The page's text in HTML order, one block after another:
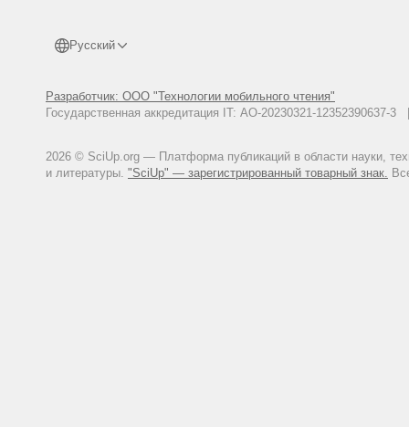
Русский
Разработчик: ООО "Технологии мобильного чтения"
Государственная аккредитация IT: АО-20230321-
2026 © SciUp.org — Платформа публикаций в области науки,
и литературы. "SciUp" — зарегистрированный товарный знак.